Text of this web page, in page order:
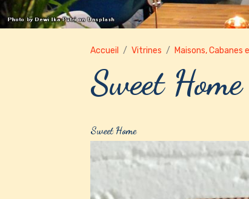
Accueil Vitrines Maisons, Cabanes
Sweet
Sweet Home